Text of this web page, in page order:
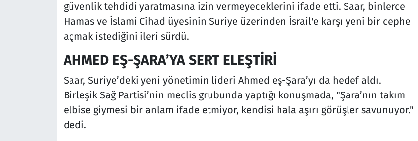
güvenlik tehdidi yaratmasına izin vermeyeceklerini ifade etti. Saar, binlerce
Hamas ve İslami Cihad üyesinin Suriye üzerinden İsrail'e karşı yeni bir cephe
açmak istediğini ileri sürdü.
AHMED EŞ-ŞARA’YA SERT ELEŞTİRİ
Saar, Suriye’deki yeni yönetimin lideri Ahmed eş-Şara’yı da hedef aldı.
Birleşik Sağ Partisi’nin meclis grubunda yaptığı konuşmada, "Şara’nın takım
elbise giymesi bir anlam ifade etmiyor, kendisi hala aşırı görüşler savunuyor."
dedi.